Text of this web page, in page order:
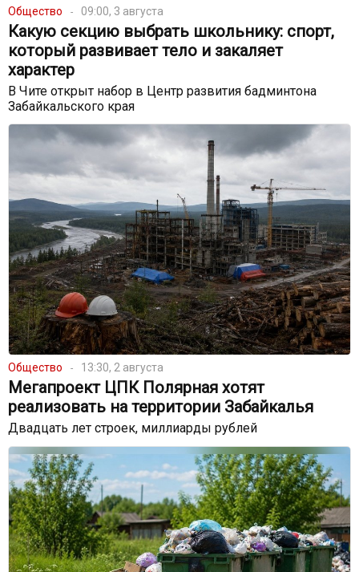
Общество 09:00, 3 августа
Какую секцию выбрать школьнику: спорт,
который развивает тело и закаляет
характер
В Чите открыт набор в Центр развития бадминтона
Забайкальского края
Общество 13:30, 2 августа
Мегапроект ЦПК Полярная хотят
реализовать на территории Забайкалья
Двадцать лет строек, миллиарды рублей